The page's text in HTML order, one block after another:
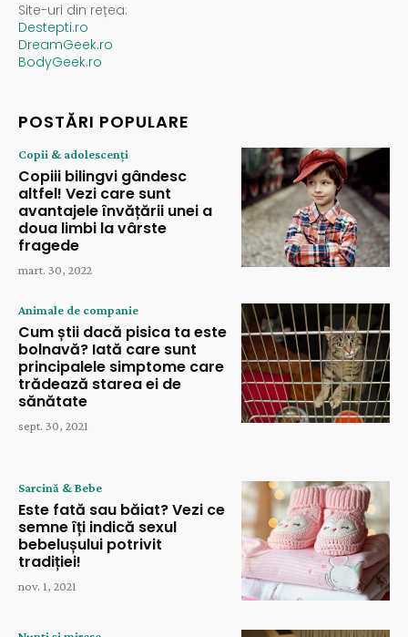
Site-uri din rețea:
Destepti.ro
DreamGeek.ro
BodyGeek.ro
POSTĂRI POPULARE
Copii & adolescenți
Copiii bilingvi gândesc
altfel! Vezi care sunt
avantajele învățării unei a
doua limbi la vârste
fragede
mart. 30, 2022
Animale de companie
Cum știi dacă pisica ta este
bolnavă? Iată care sunt
principalele simptome care
trădează starea ei de
sănătate
sept. 30, 2021
Sarcină & Bebe
Este fată sau băiat? Vezi ce
semne îți indică sexul
bebelușului potrivit
tradiției!
nov. 1, 2021